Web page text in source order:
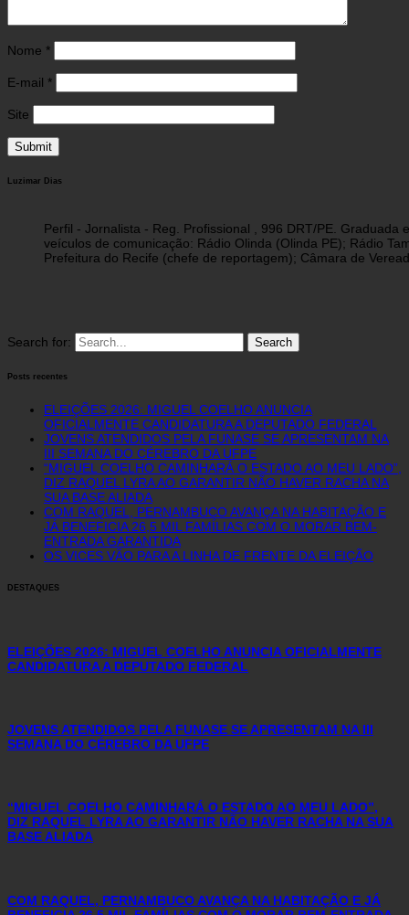
Nome *
E-mail *
Site
Luzimar Dias
Perfil - Jornalista - Reg. Profissional , 996 DRT/PE.
veículos de comunicação: Rádio Olinda (Olinda PE); Rádio
Prefeitura do Recife (chefe de reportagem); Câmara de
Search for:
Posts recentes
ELEIÇÕES 2026: MIGUEL COELHO ANUNCIA
OFICIALMENTE CANDIDATURA A DEPUTADO FEDERAL
JOVENS ATENDIDOS PELA FUNASE SE APRESENTAM NA
III SEMANA DO CÉREBRO DA UFPE
“MIGUEL COELHO CAMINHARÁ O ESTADO AO MEU LADO”,
DIZ RAQUEL LYRA AO GARANTIR NÃO HAVER RACHA NA
SUA BASE ALIADA
COM RAQUEL, PERNAMBUCO AVANÇA NA HABITAÇÃO E
JÁ BENEFICIA 26,5 MIL FAMÍLIAS COM O MORAR BEM-
ENTRADA GARANTIDA
OS VICES VÃO PARA A LINHA DE FRENTE DA ELEIÇÃO
DESTAQUES
ELEIÇÕES 2026: MIGUEL COELHO ANUNCIA OFICIALMENTE
CANDIDATURA A DEPUTADO FEDERAL
JOVENS ATENDIDOS PELA FUNASE SE APRESENTAM NA III
SEMANA DO CÉREBRO DA UFPE
“MIGUEL COELHO CAMINHARÁ O ESTADO AO MEU LADO”,
DIZ RAQUEL LYRA AO GARANTIR NÃO HAVER RACHA NA SUA
BASE ALIADA
COM RAQUEL, PERNAMBUCO AVANÇA NA HABITAÇÃO E JÁ